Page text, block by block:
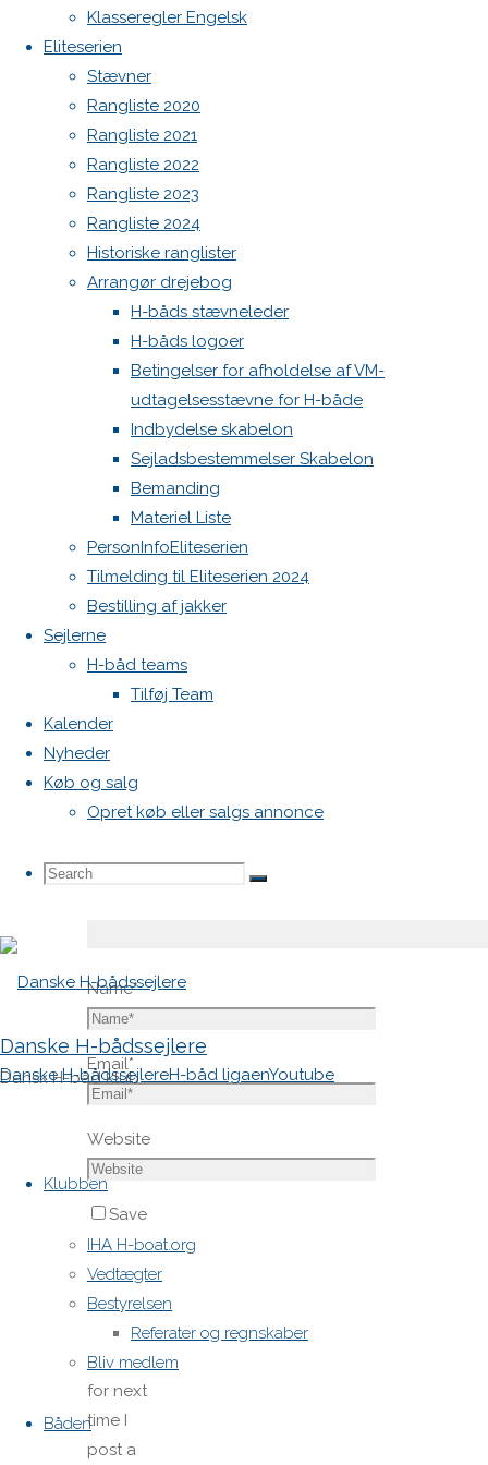
Klasseregler Engelsk
Eliteserien
Stævner
Rangliste 2020
Rangliste 2021
Rangliste 2022
Rangliste 2023
Rangliste 2024
Historiske ranglister
Arrangør drejebog
H-båds stævneleder
H-båds logoer
Betingelser for afholdelse af VM-
udtagelsesstævne for H-både
Indbydelse skabelon
Sejladsbestemmelser Skabelon
Bemanding
Materiel Liste
PersonInfoEliteserien
Tilmelding til Eliteserien 2024
Bestilling af jakker
Sejlerne
H-båd teams
Tilføj Team
Kalender
Nyheder
Køb og salg
Opret køb eller salgs annonce
Search
Search
Search
Danske H-bådssejlere
Dansk H-båd klub
Danske H-bådssejlereH-båd ligaenYoutube
Klubben
IHA H-boat.org
Vedtægter
Bestyrelsen
Referater og regnskaber
Bliv medlem
Båden
elmotor
(45.000kr)
Previous
image
Next
image
Skriv
et
svar
Din e-
mailadresse
vil ikke
blive
publiceret.
Krævede
felter er
markeret
med
Comment
Name*
Email*
Website
Save
my name,
email,
and site
URL in my
browser
for next
time I
post a
WordPress.org